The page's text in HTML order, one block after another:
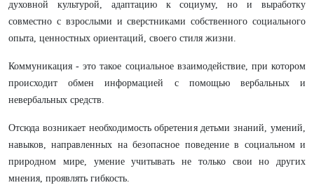
духовной культурой, адаптацию к социуму, но и выработку
совместно с взрослыми и сверстниками собственного социального
опыта, ценностных ориентаций, своего стиля жизни.
Коммуникация - это такое социальное взаимодействие, при котором
происходит обмен информацией с помощью вербальных и
невербальных средств.
Отсюда возникает необходимость обретения детьми знаний, умений,
навыков, направленных на безопасное поведение в социальном и
природном мире, умение учитывать не только свои но других
мнения, проявлять гибкость.